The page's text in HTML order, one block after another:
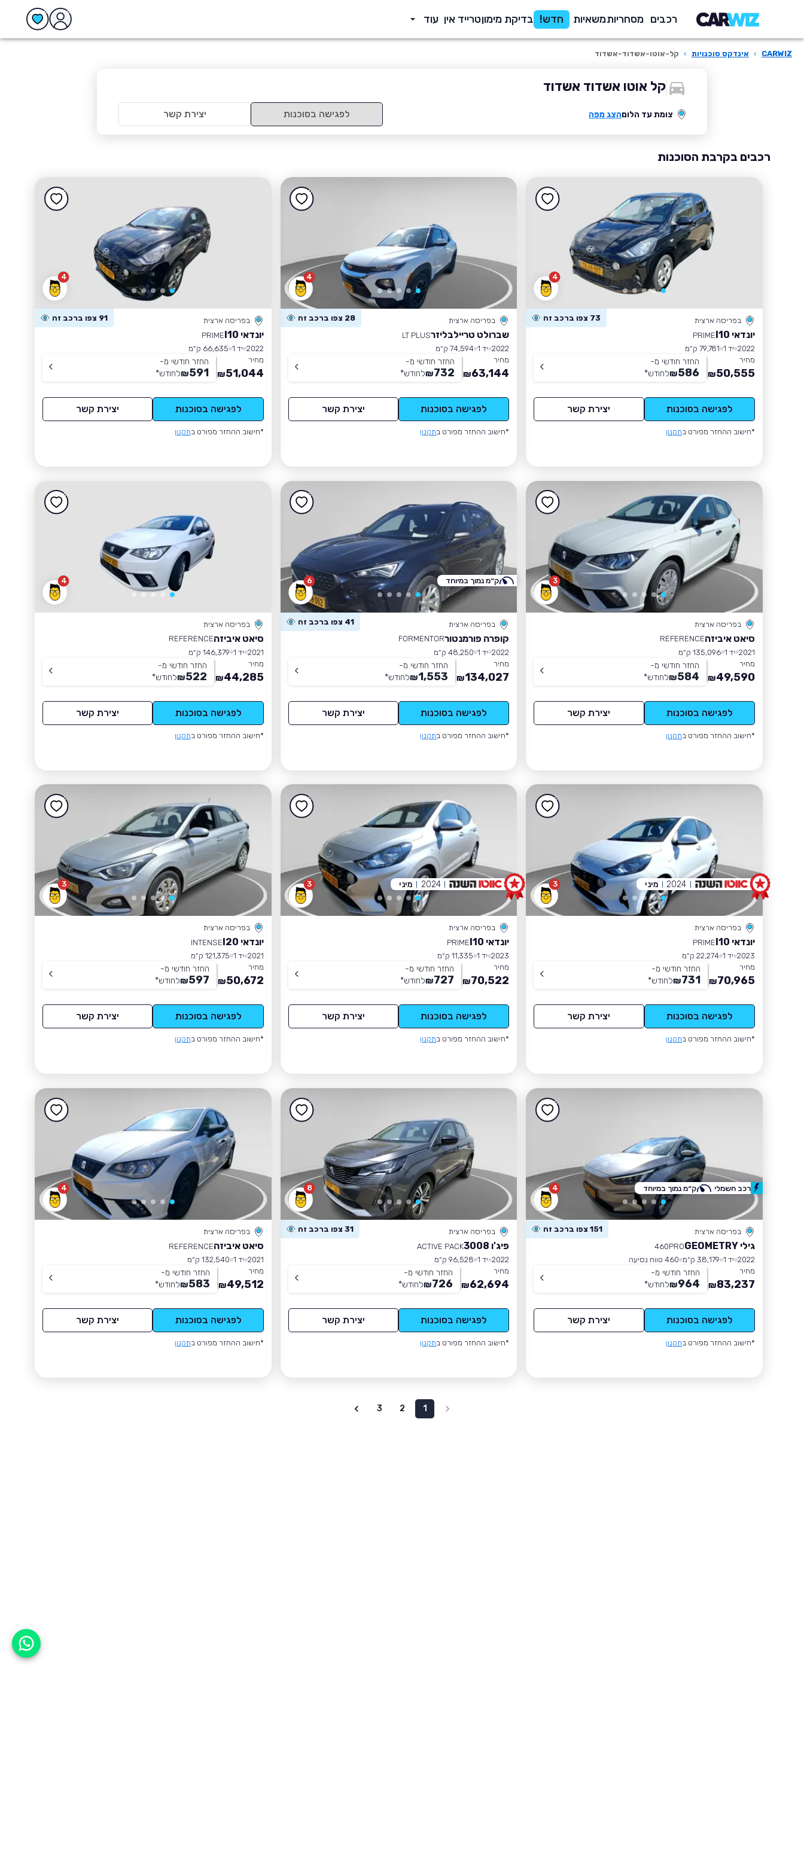
רכבים מסחריותמשאיות חדש! בדיקת מימוןטרייד אין עוד
CARWIZ
› אינדקס סוכנויות › קל-אוטו-אשדוד-אשדוד
קל אוטו אשדוד אשדוד
צומת עד הלוםהצג מפה לפגישה בסוכנות יצירת קשר
רכבים בקרבת הסוכנות
4
בפריסה ארצית 73 צפו ברכב זה
יונדאי I10
PRIME
2022 יד 1
79,781 ק״מ
מחיר
50,555
₪
החזר חודשי מ-
586
₪לחודש*
לפגישה בסוכנות יצירת קשר
*חישוב ההחזר מפורט בתקנון
4
בפריסה ארצית 28 צפו ברכב זה
שברולט טריילבליזרLT PLUS
2022 יד 1
74,594 ק״מ
מחיר
63,144
₪
החזר חודשי מ-
732
₪לחודש*
לפגישה בסוכנות יצירת קשר
*חישוב ההחזר מפורט בתקנון
4
בפריסה ארצית 91 צפו ברכב זה
יונדאי I10
PRIME
2022 יד 1
66,635 ק״מ
מחיר
51,044
₪
החזר חודשי מ-
591
₪לחודש*
לפגישה בסוכנות יצירת קשר
*חישוב ההחזר מפורט בתקנון
3
בפריסה ארצית
סיאט איביזהREFERENCE
2021 יד 1
135,096 ק״מ
מחיר
49,590
₪
החזר חודשי מ-
584
₪לחודש*
לפגישה בסוכנות יצירת קשר
*חישוב ההחזר מפורט בתקנון
6
בפריסה ארצית 41 צפו ברכב זה
קופרה פורמנטורFORMENTOR
2022 יד 1
48,250 ק״מ
מחיר
134,027
₪
החזר חודשי מ-
1,553
₪לחודש*
לפגישה בסוכנות יצירת קשר
*חישוב ההחזר מפורט בתקנון
ק״מ נמוך במיוחד 4
בפריסה ארצית
סיאט איביזהREFERENCE
2021 יד 1
146,379 ק״מ
מחיר
44,285
₪
החזר חודשי מ-
522
₪לחודש*
לפגישה בסוכנות יצירת קשר
*חישוב ההחזר מפורט בתקנון
3
בפריסה ארצית
יונדאי I10
PRIME
2023 יד 1
22,274 ק״מ
מחיר
70,965
₪
החזר חודשי מ-
731
₪לחודש*
לפגישה בסוכנות יצירת קשר
*חישוב ההחזר מפורט בתקנון
2024 מיני 3
בפריסה ארצית
יונדאי I10
PRIME
2023 יד 1
11,335 ק״מ
מחיר
70,522
₪
החזר חודשי מ-
727
₪לחודש*
לפגישה בסוכנות יצירת קשר
*חישוב ההחזר מפורט בתקנון
2024 מיני 3
בפריסה ארצית
יונדאי I20
INTENSE
2021 יד 1
121,375 ק״מ
מחיר
50,672
₪
החזר חודשי מ-
597
₪לחודש*
לפגישה בסוכנות יצירת קשר
*חישוב ההחזר מפורט בתקנון
4
בפריסה ארצית 151 צפו ברכב זה
גילי GEOMETRY
460PRO
2022 יד 1 38,179 ק״מ
460 טווח נסיעה
מחיר
83,237
₪
החזר חודשי מ-
964
₪לחודש*
לפגישה בסוכנות יצירת קשר
*חישוב ההחזר מפורט בתקנון
רכב חשמלי ק״מ נמוך במיוחד 8
בפריסה ארצית 31 צפו ברכב זה
פיג'ו 3008
ACTIVE PACK
2022 יד 1
96,528 ק״מ
מחיר
62,694
₪
החזר חודשי מ-
726
₪לחודש*
לפגישה בסוכנות יצירת קשר
*חישוב ההחזר מפורט בתקנון
4
בפריסה ארצית
סיאט איביזהREFERENCE
2021 יד 1
132,540 ק״מ
מחיר
49,512
₪
החזר חודשי מ-
583
₪לחודש*
לפגישה בסוכנות יצירת קשר
*חישוב ההחזר מפורט בתקנון
1
2
3
אפשר לעזור?